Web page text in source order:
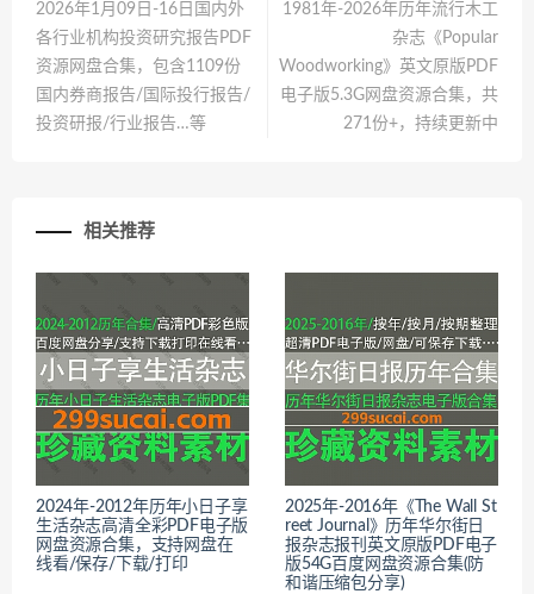
2026年1月09日-16日国内外
各行业机构投资研究报告PDF
资源网盘合集，包含1109份
国内券商报告/国际投行报告/
投资研报/行业报告…等
1981年-2026年历年流行木工
杂志《Popular
Woodworking》英文原版PDF
电子版5.3G网盘资源合集，共
271份+，持续更新中
相关推荐
2024年-2012年历年小日子享
生活杂志高清全彩PDF电子版
网盘资源合集，支持网盘在
线看/保存/下载/打印
2025年-2016年《The Wall St
reet Journal》历年华尔街日
报杂志报刊英文原版PDF电子
版54G百度网盘资源合集(防
和谐压缩包分享)